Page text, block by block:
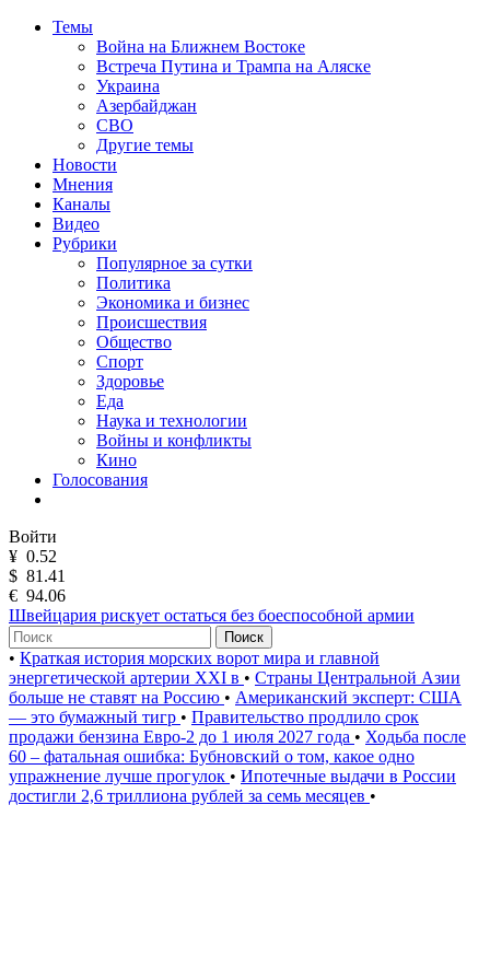
Темы
Война на Ближнем Востоке
Встреча Путина и Трампа на Аляске
Украина
Азербайджан
СВО
Другие темы
Новости
Мнения
Каналы
Видео
Рубрики
Популярное за сутки
Политика
Экономика и бизнес
Происшествия
Общество
Спорт
Здоровье
Еда
Наука и технологии
Войны и конфликты
Кино
Голосования
Войти
¥ 0.52
$ 81.41
€ 94.06
Швейцария рискует остаться без боеспособной армии
Поиск
• Краткая история морских ворот мира и главной
энергетической артерии XXI в • Страны Центральной Азии
больше не ставят на Россию • Американский эксперт: США
— это бумажный тигр • Правительство продлило срок
продажи бензина Евро-2 до 1 июля 2027 года • Ходьба после
60 – фатальная ошибка: Бубновский о том, какое одно
упражнение лучше прогулок • Ипотечные выдачи в России
достигли 2,6 триллиона рублей за семь месяцев •